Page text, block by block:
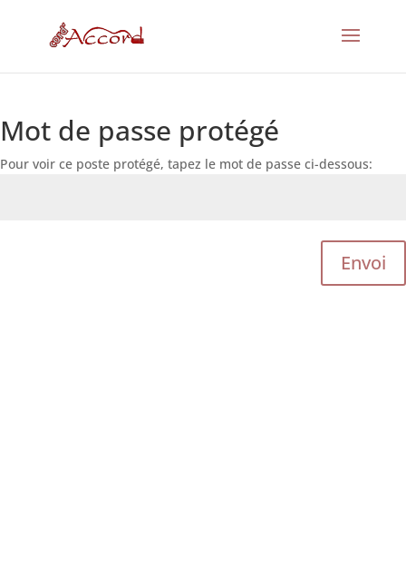
Mot de passe protégé
Pour voir ce poste protégé, tapez le mot de passe ci-dessous:
Envoi